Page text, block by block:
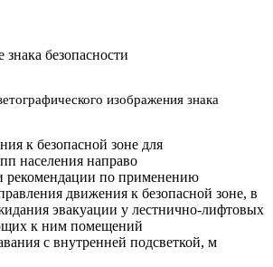
безопасности
изображения знака
к безопасной зоне для
населения направо
рекомендации по применению
движения к безопасной зоне, в
эвакуации у лестнично-лифтовых
к ним помещений
с внутренней подсветкой, м